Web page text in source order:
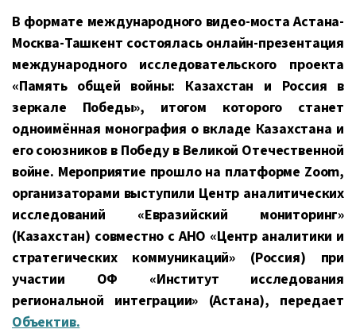
В формате международного видео-моста Астана-
Москва-Ташкент состоялась онлайн-презентация
международного исследовательского проекта
«Память общей войны: Казахстан и Россия в
зеркале Победы», итогом которого станет
одноимённая монография о вкладе Казахстана и
его союзников в Победу в Великой Отечественной
войне. Мероприятие прошло на платформе Zoom,
организаторами выступили Центр аналитических
исследований «Евразийский мониторинг»
(Казахстан) совместно с АНО «Центр аналитики и
стратегических коммуникаций» (Россия) при
участии ОФ «Институт исследования
региональной интеграции» (Астана), передает
Объектив.